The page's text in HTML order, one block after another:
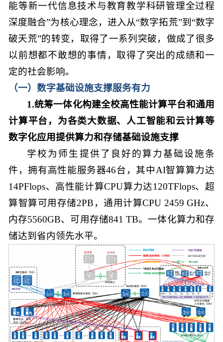
能等新一代信息技术与教育教学科研管理全过程
深度融合”为核心理念，进入从“数字拓荒”到“数字
破天荒”的转变，取得了一系列突破，做成了很多
以前想都不敢想的事情，取得了突出的成绩和一
定的社会影响。
（一）数字基础设施支撑服务有力
1.统筹一体化构建全校高性能计算平台和通用
计算平台，为各类大数据、人工智能和云计算等
数字化应用提供算力和存储基础设施支撑
学校为师生提供了良好的算力基础设施条
件，拥有高性能服务器46台，其中AI智算算力达
14PFlops、高性能计算CPU算力达120TFlops、超
算智算可用存储2PB，通用计算CPU 2459 GHz、
内存5560GB、可用存储841 TB。一体化算力和存
储达到省内领先水平。